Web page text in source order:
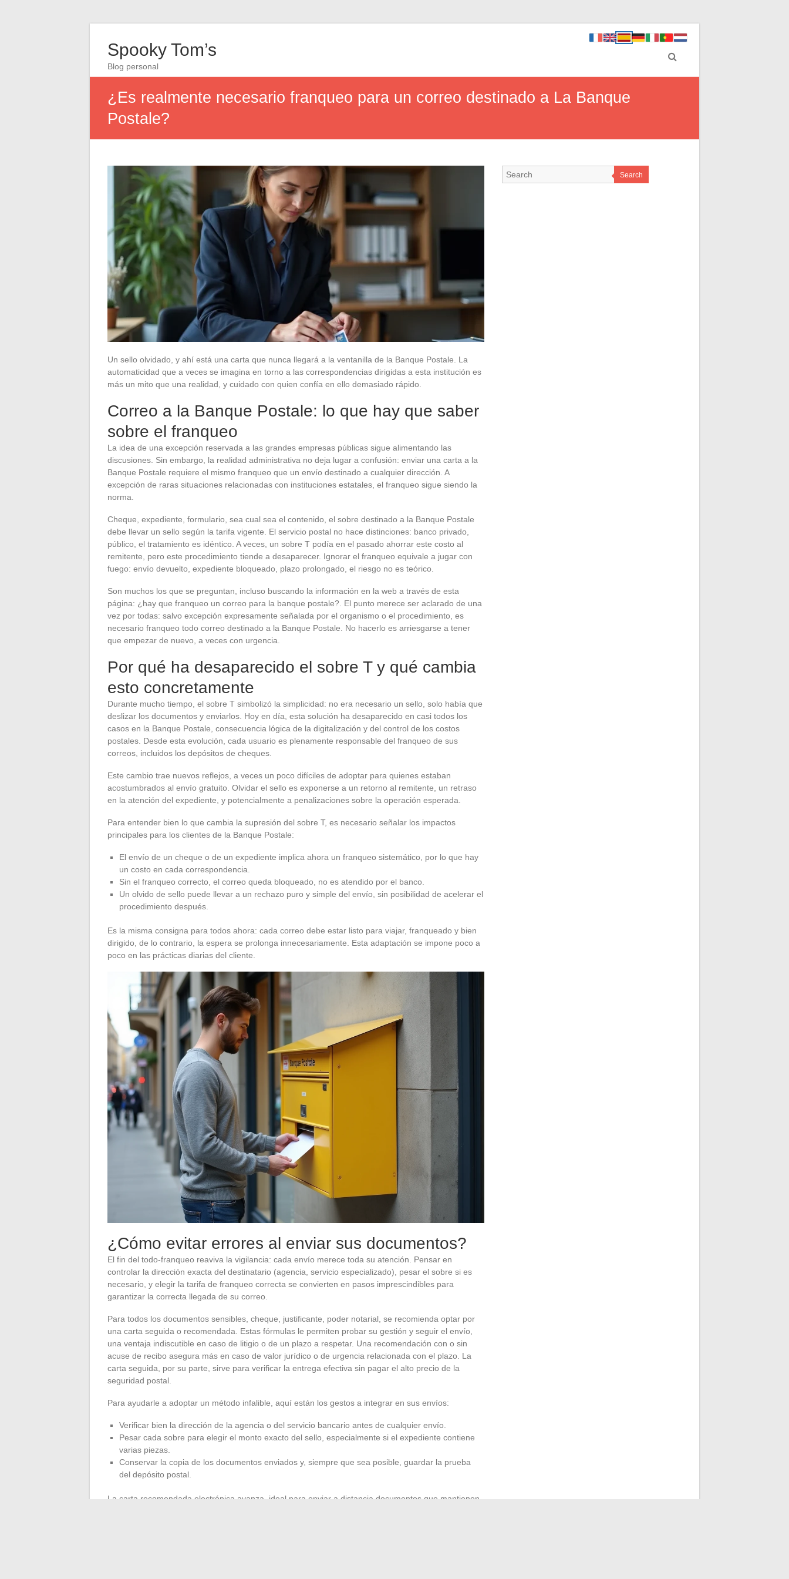
Spooky Tom’s
Blog personal
¿Es realmente necesario franqueo para un correo destinado a La Banque
Postale?
Un sello olvidado, y ahí está una carta que nunca llegará a la ventanilla de la Banque Postale. La
automaticidad que a veces se imagina en torno a las correspondencias dirigidas a esta institución es
más un mito que una realidad, y cuidado con quien confía en ello demasiado rápido.
Correo a la Banque Postale: lo que hay que saber
sobre el franqueo
La idea de una excepción reservada a las grandes empresas públicas sigue alimentando las
discusiones. Sin embargo, la realidad administrativa no deja lugar a confusión: enviar una carta a la
Banque Postale requiere el mismo franqueo que un envío destinado a cualquier dirección. A
excepción de raras situaciones relacionadas con instituciones estatales, el franqueo sigue siendo la
norma.
Cheque, expediente, formulario, sea cual sea el contenido, el sobre destinado a la Banque Postale
debe llevar un sello según la tarifa vigente. El servicio postal no hace distinciones: banco privado,
público, el tratamiento es idéntico. A veces, un sobre T podía en el pasado ahorrar este costo al
remitente, pero este procedimiento tiende a desaparecer. Ignorar el franqueo equivale a jugar con
fuego: envío devuelto, expediente bloqueado, plazo prolongado, el riesgo no es teórico.
Son muchos los que se preguntan, incluso buscando la información en la web a través de esta
página: ¿hay que franqueo un correo para la banque postale?. El punto merece ser aclarado de una
vez por todas: salvo excepción expresamente señalada por el organismo o el procedimiento, es
necesario franqueo todo correo destinado a la Banque Postale. No hacerlo es arriesgarse a tener
que empezar de nuevo, a veces con urgencia.
Por qué ha desaparecido el sobre T y qué cambia
esto concretamente
Durante mucho tiempo, el sobre T simbolizó la simplicidad: no era necesario un sello, solo había que
deslizar los documentos y enviarlos. Hoy en día, esta solución ha desaparecido en casi todos los
casos en la Banque Postale, consecuencia lógica de la digitalización y del control de los costos
postales. Desde esta evolución, cada usuario es plenamente responsable del franqueo de sus
correos, incluidos los depósitos de cheques.
Este cambio trae nuevos reflejos, a veces un poco difíciles de adoptar para quienes estaban
acostumbrados al envío gratuito. Olvidar el sello es exponerse a un retorno al remitente, un retraso
en la atención del expediente, y potencialmente a penalizaciones sobre la operación esperada.
Para entender bien lo que cambia la supresión del sobre T, es necesario señalar los impactos
principales para los clientes de la Banque Postale:
El envío de un cheque o de un expediente implica ahora un franqueo sistemático, por lo que hay
un costo en cada correspondencia.
Sin el franqueo correcto, el correo queda bloqueado, no es atendido por el banco.
Un olvido de sello puede llevar a un rechazo puro y simple del envío, sin posibilidad de acelerar el
procedimiento después.
Es la misma consigna para todos ahora: cada correo debe estar listo para viajar, franqueado y bien
dirigido, de lo contrario, la espera se prolonga innecesariamente. Esta adaptación se impone poco a
poco en las prácticas diarias del cliente.
¿Cómo evitar errores al enviar sus documentos?
El fin del todo-franqueo reaviva la vigilancia: cada envío merece toda su atención. Pensar en
controlar la dirección exacta del destinatario (agencia, servicio especializado), pesar el sobre si es
necesario, y elegir la tarifa de franqueo correcta se convierten en pasos imprescindibles para
garantizar la correcta llegada de su correo.
Para todos los documentos sensibles, cheque, justificante, poder notarial, se recomienda optar por
una carta seguida o recomendada. Estas fórmulas le permiten probar su gestión y seguir el envío,
una ventaja indiscutible en caso de litigio o de un plazo a respetar. Una recomendación con o sin
acuse de recibo asegura más en caso de valor jurídico o de urgencia relacionada con el plazo. La
carta seguida, por su parte, sirve para verificar la entrega efectiva sin pagar el alto precio de la
seguridad postal.
Para ayudarle a adoptar un método infalible, aquí están los gestos a integrar en sus envíos:
Verificar bien la dirección de la agencia o del servicio bancario antes de cualquier envío.
Pesar cada sobre para elegir el monto exacto del sello, especialmente si el expediente contiene
varias piezas.
Conservar la copia de los documentos enviados y, siempre que sea posible, guardar la prueba
del depósito postal.
La carta recomendada electrónica avanza, ideal para enviar a distancia documentos que mantienen
Search